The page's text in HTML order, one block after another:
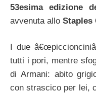
53esima edizione
avvenuta allo Staples
I due
tutti i pori, mentre
di Armani: abito
con strascico per lei,